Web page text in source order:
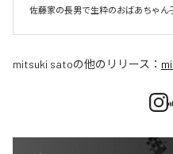
佐藤家の長男で生粋のおばあちゃん
mitsuki satoの他のリリース：